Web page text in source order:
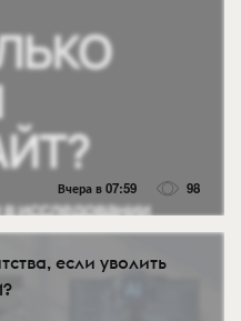
Вчера в 07:59 98
если уволить